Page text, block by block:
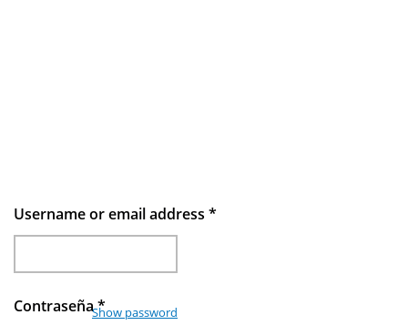
Username or email address *
Contraseña*
Show password